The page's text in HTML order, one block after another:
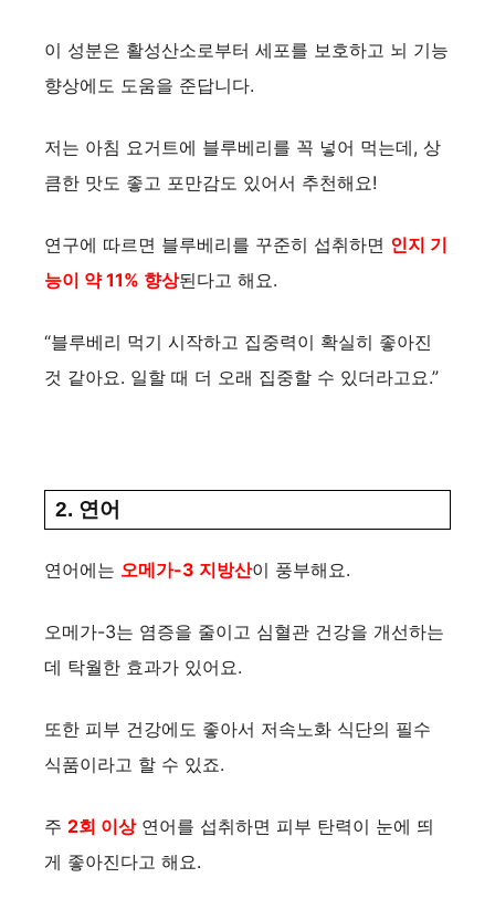
이 성분은 활성산소로부터 세포를 보호하고 뇌 기능
향상에도 도움을 준답니다.
저는 아침 요거트에 블루베리를 꼭 넣어 먹는데, 상
큼한 맛도 좋고 포만감도 있어서 추천해요!
연구에 따르면 블루베리를 꾸준히 섭취하면 인지 기
능이 약 11% 향상된다고 해요.
“블루베리 먹기 시작하고 집중력이 확실히 좋아진
것 같아요. 일할 때 더 오래 집중할 수 있더라고요.”
2. 연어
연어에는 오메가-3 지방산이 풍부해요.
오메가-3는 염증을 줄이고 심혈관 건강을 개선하는
데 탁월한 효과가 있어요.
또한 피부 건강에도 좋아서 저속노화 식단의 필수
식품이라고 할 수 있죠.
주 2회 이상연어를 섭취하면 피부 탄력이 눈에 띄
게 좋아진다고 해요.